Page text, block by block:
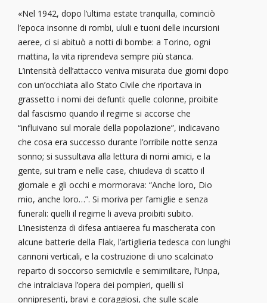
«Nel 1942, dopo l’ultima estate tranquilla, cominciò
l’epoca insonne di rombi, ululi e tuoni delle incursioni
aeree, ci si abituò a notti di bombe: a Torino, ogni
mattina, la vita riprendeva sempre più stanca.
L’intensità dell’attacco veniva misurata due giorni dopo
con un’occhiata allo Stato Civile che riportava in
grassetto i nomi dei defunti: quelle colonne, proibite
dal fascismo quando il regime si accorse che
“influivano sul morale della popolazione”, indicavano
che cosa era successo durante l’orribile notte senza
sonno; si sussultava alla lettura di nomi amici, e la
gente, sui tram e nelle case, chiudeva di scatto il
giornale e gli occhi e mormorava: “Anche loro, Dio
mio, anche loro…”. Si moriva per famiglie e senza
funerali: quelli il regime li aveva proibiti subito.
L’inesistenza di difesa antiaerea fu mascherata con
alcune batterie della Flak, l’artiglieria tedesca con lunghi
cannoni verticali, e la costruzione di uno scalcinato
reparto di soccorso semicivile e semimilitare, l’Unpa,
che intralciava l’opera dei pompieri, quelli sì
onnipresenti, bravi e coraggiosi, che sulle scale